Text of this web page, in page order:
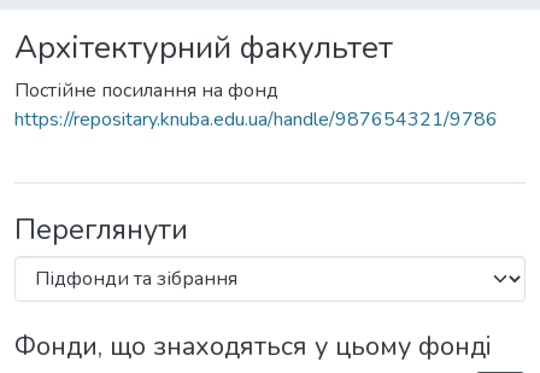
Архітектурний факультет
Постійне посилання на фонд
https://repositary.knuba.edu.ua/handle/987654321/9786
Переглянути
Фонди, що знаходяться у цьому фонді